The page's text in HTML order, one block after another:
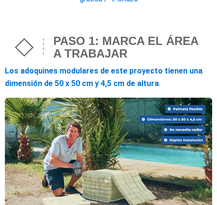
PASO 1: MARCA EL ÁREA
A TRABAJAR
Los adoquines modulares de este proyecto tienen una
dimensión de 50 x 50 cm y 4,5 cm de altura.